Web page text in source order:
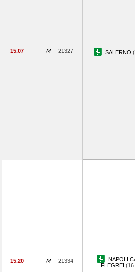
15.07 21327 SALERNO
15.20 21334
NAPOLI
FLEGREI